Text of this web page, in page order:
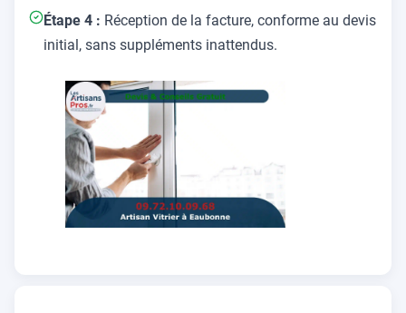
Étape 4 : Réception de la facture, conforme au devis
initial, sans suppléments inattendus.